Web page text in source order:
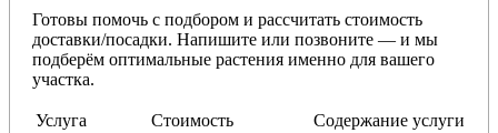
Готовы помочь с подбором и рассчитать стоимость
доставки/посадки. Напишите или позвоните — и мы
подберём оптимальные растения именно для вашего
участка.
Услуга Стоимость Содержание услуги